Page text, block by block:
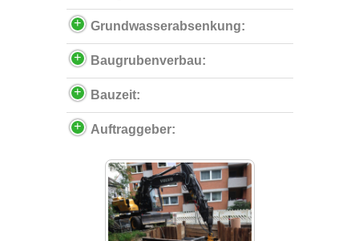
Grundwasserabsenkung:
Baugrubenverbau:
Bauzeit:
Auftraggeber: